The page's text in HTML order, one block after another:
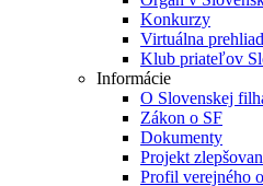
Konkurzy
Virtuálna
Klub priateľov
Informácie
O Slovenskej
Zákon o SF
Dokumenty
Projekt
Profil verejného